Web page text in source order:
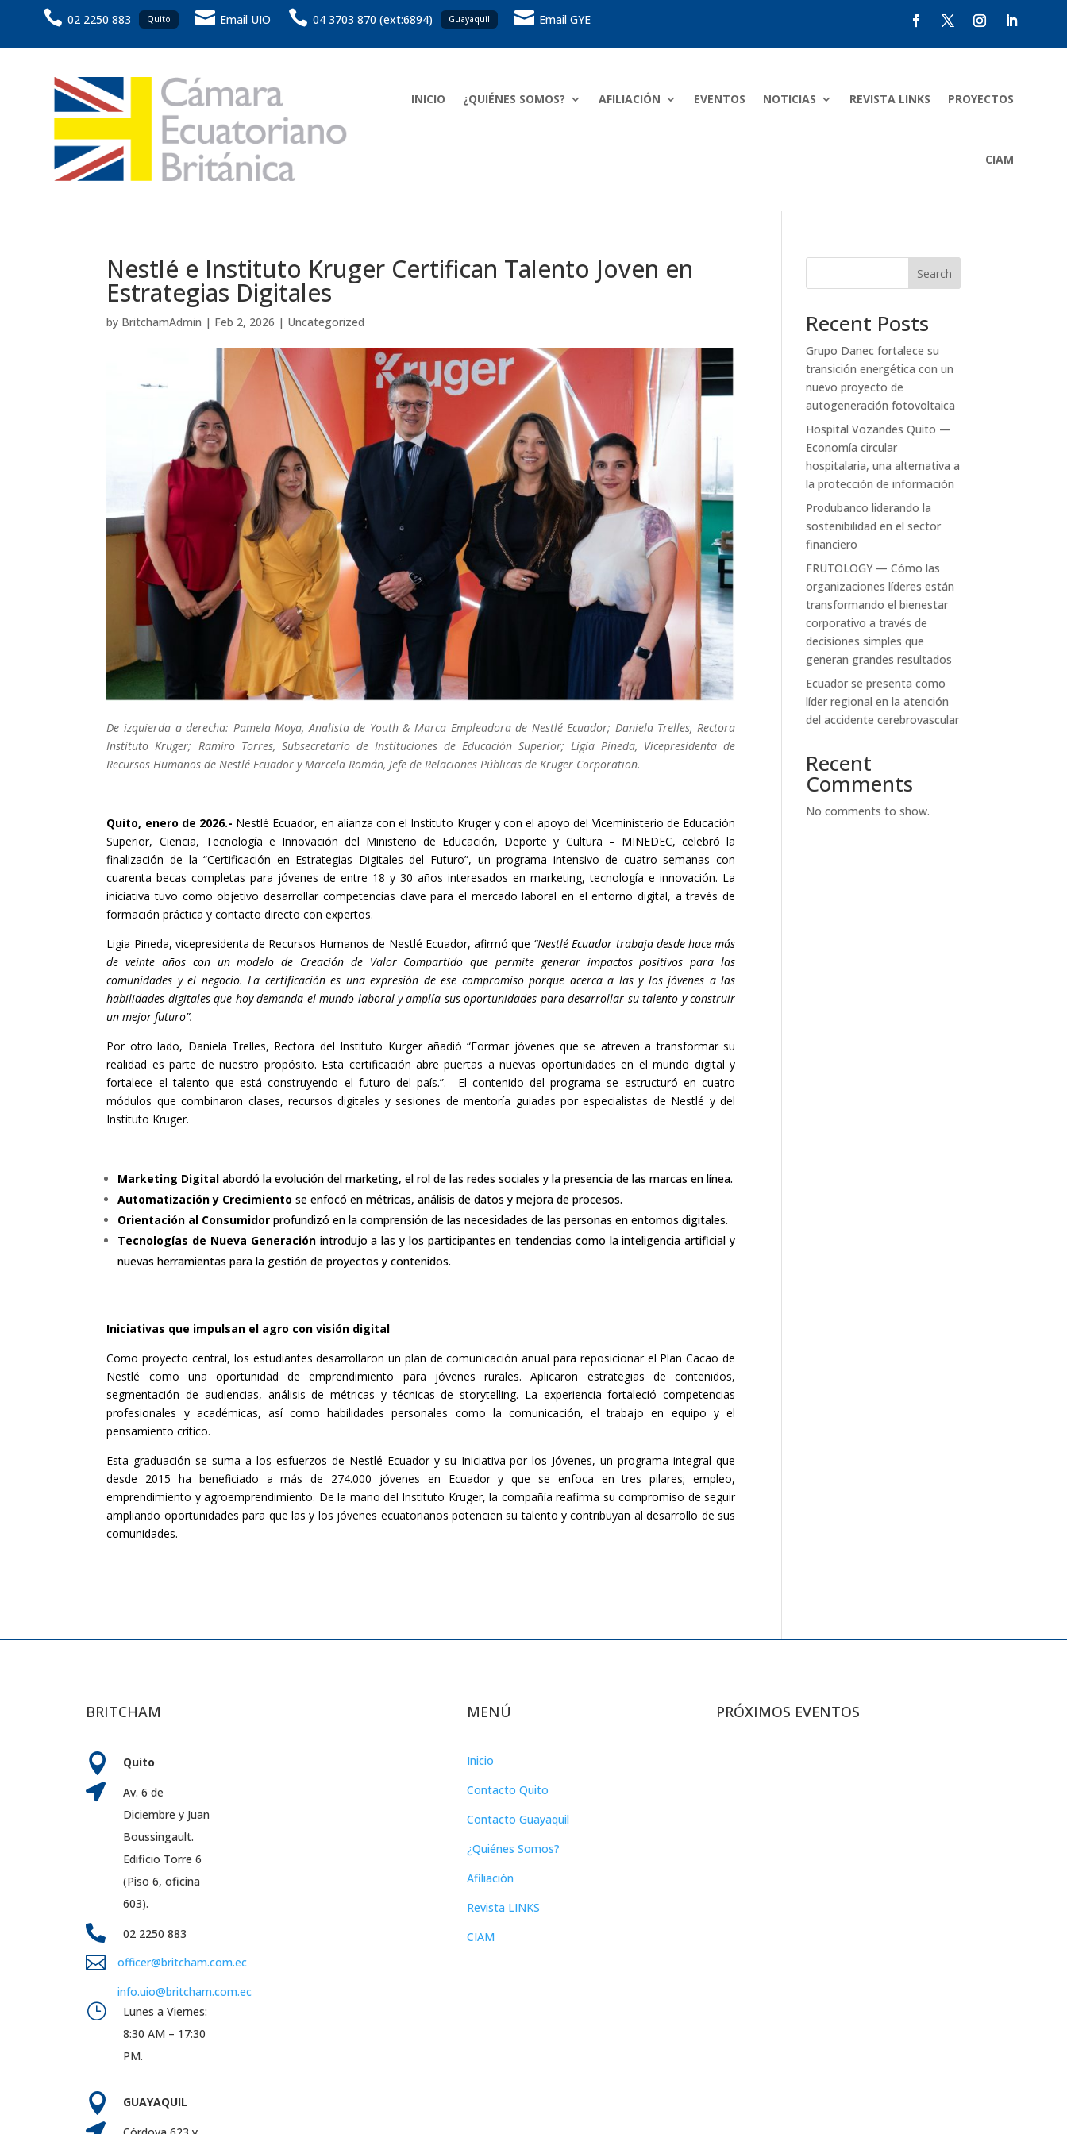
 02 2250 883 Quito  Email UIO  04 3703 870 (ext:6894) Guayaquil  Email GYE
INICIO ¿QUIÉNES SOMOS? AFILIACIÓN EVENTOS NOTICIAS REVISTA LINKS PROYECTOS
CIAM
Nestlé e Instituto Kruger Certifican Talento Joven en
Estrategias Digitales
by BritchamAdmin | Feb 2, 2026 | Uncategorized
De izquierda a derecha: Pamela Moya, Analista de Youth & Marca Empleadora de Nestlé Ecuador; Daniela Trelles, Rectora
Instituto Kruger; Ramiro Torres, Subsecretario de Instituciones de Educación Superior; Ligia Pineda, Vicepresidenta de
Recursos Humanos de Nestlé Ecuador y Marcela Román, Jefe de Relaciones Públicas de Kruger Corporation.
Quito, enero de 2026.- Nestlé Ecuador, en alianza con el Instituto Kruger y con el apoyo del Viceministerio de Educación
Superior, Ciencia, Tecnología e Innovación del Ministerio de Educación, Deporte y Cultura – MINEDEC, celebró la
finalización de la “Certificación en Estrategias Digitales del Futuro”, un programa intensivo de cuatro semanas con
cuarenta becas completas para jóvenes de entre 18 y 30 años interesados en marketing, tecnología e innovación. La
iniciativa tuvo como objetivo desarrollar competencias clave para el mercado laboral en el entorno digital, a través de
formación práctica y contacto directo con expertos.
Ligia Pineda, vicepresidenta de Recursos Humanos de Nestlé Ecuador, afirmó que “Nestlé Ecuador trabaja desde hace más
de veinte años con un modelo de Creación de Valor Compartido que permite generar impactos positivos para las
comunidades y el negocio. La certificación es una expresión de ese compromiso porque acerca a las y los jóvenes a las
habilidades digitales que hoy demanda el mundo laboral y amplía sus oportunidades para desarrollar su talento y construir
un mejor futuro”.
Por otro lado, Daniela Trelles, Rectora del Instituto Kurger añadió “Formar jóvenes que se atreven a transformar su
realidad es parte de nuestro propósito. Esta certificación abre puertas a nuevas oportunidades en el mundo digital y
fortalece el talento que está construyendo el futuro del país.”. El contenido del programa se estructuró en cuatro
módulos que combinaron clases, recursos digitales y sesiones de mentoría guiadas por especialistas de Nestlé y del
Instituto Kruger.
Marketing Digital abordó la evolución del marketing, el rol de las redes sociales y la presencia de las marcas en línea.
Automatización y Crecimiento se enfocó en métricas, análisis de datos y mejora de procesos.
Orientación al Consumidor profundizó en la comprensión de las necesidades de las personas en entornos digitales.
Tecnologías de Nueva Generaciónintrodujo a las y los participantes en tendencias como la inteligencia artificial y
nuevas herramientas para la gestión de proyectos y contenidos.
Iniciativas que impulsan el agro con visión digital
Como proyecto central, los estudiantes desarrollaron un plan de comunicación anual para reposicionar el Plan Cacao de
Nestlé como una oportunidad de emprendimiento para jóvenes rurales. Aplicaron estrategias de contenidos,
segmentación de audiencias, análisis de métricas y técnicas de storytelling. La experiencia fortaleció competencias
profesionales y académicas, así como habilidades personales como la comunicación, el trabajo en equipo y el
pensamiento crítico.
Esta graduación se suma a los esfuerzos de Nestlé Ecuador y su Iniciativa por los Jóvenes, un programa integral que
desde 2015 ha beneficiado a más de 274.000 jóvenes en Ecuador y que se enfoca en tres pilares; empleo,
emprendimiento y agroemprendimiento. De la mano del Instituto Kruger, la compañía reafirma su compromiso de seguir
ampliando oportunidades para que las y los jóvenes ecuatorianos potencien su talento y contribuyan al desarrollo de sus
comunidades.
Search
Recent Posts
Grupo Danec fortalece su
transición energética con un
nuevo proyecto de
autogeneración fotovoltaica
Hospital Vozandes Quito —
Economía circular
hospitalaria, una alternativa a
la protección de información
Produbanco liderando la
sostenibilidad en el sector
financiero
FRUTOLOGY — Cómo las
organizaciones líderes están
transformando el bienestar
corporativo a través de
decisiones simples que
generan grandes resultados
Ecuador se presenta como
líder regional en la atención
del accidente cerebrovascular
Recent
Comments
No comments to show.
BRITCHAM
 Quito

Av. 6 de
Diciembre y Juan
Boussingault.
Edificio Torre 6
(Piso 6, oficina
603).
 02 2250 883

officer@britcham.com.ec
info.uio@britcham.com.ec
}
Lunes a Viernes:
8:30 AM – 17:30
PM.
 GUAYAQUIL
MENÚ
Inicio
Contacto Quito
Contacto Guayaquil
¿Quiénes Somos?
Afiliación
Revista LINKS
CIAM
PRÓXIMOS EVENTOS